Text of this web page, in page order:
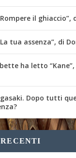
il ghiaccio”,
tua assenza”, di
ha letto
Dopo tutti